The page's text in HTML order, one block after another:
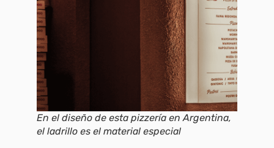
En el diseño de esta pizzería en Argentina,
el ladrillo es el material especial